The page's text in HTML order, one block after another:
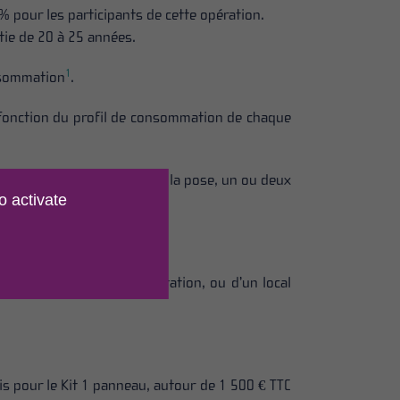
pour les participants de cette opération.
de 20 à 25 années.
1 .
du profil de consommation de chaque
de structures pour la pose, un ou deux
en toiture.
A d’une maison d’habitation, ou d’un local
le Kit 1 panneau, autour de 1 500 € TTC
activate